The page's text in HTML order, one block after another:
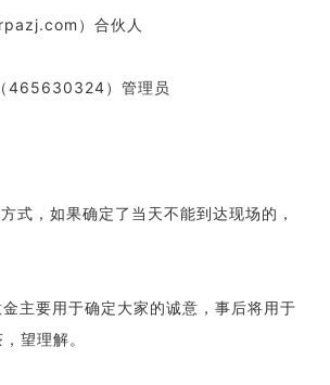
）合伙人
465630324）管理员
式，如果确定了当天不能到达现场的，
主要用于确定大家的诚意，事后将用于
望理解。